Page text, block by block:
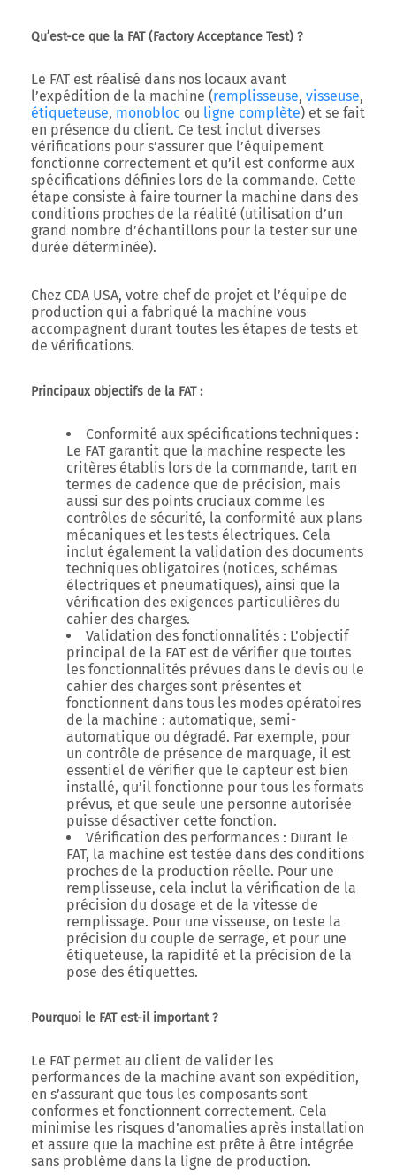
Qu’est-ce que la FAT (Factory Acceptance Test) ?
Le FAT est réalisé dans nos locaux avant
l’expédition de la machine (remplisseuse, visseuse,
étiqueteuse, monobloc ou ligne complète) et se fait
en présence du client. Ce test inclut diverses
vérifications pour s’assurer que l’équipement
fonctionne correctement et qu’il est conforme aux
spécifications définies lors de la commande. Cette
étape consiste à faire tourner la machine dans des
conditions proches de la réalité (utilisation d’un
grand nombre d’échantillons pour la tester sur une
durée déterminée).
Chez CDA USA, votre chef de projet et l’équipe de
production qui a fabriqué la machine vous
accompagnent durant toutes les étapes de tests et
de vérifications.
Principaux objectifs de la FAT :
Conformité aux spécifications techniques :
Le FAT garantit que la machine respecte les
critères établis lors de la commande, tant en
termes de cadence que de précision, mais
aussi sur des points cruciaux comme les
contrôles de sécurité, la conformité aux plans
mécaniques et les tests électriques. Cela
inclut également la validation des documents
techniques obligatoires (notices, schémas
électriques et pneumatiques), ainsi que la
vérification des exigences particulières du
cahier des charges.
Validation des fonctionnalités : L’objectif
principal de la FAT est de vérifier que toutes
les fonctionnalités prévues dans le devis ou le
cahier des charges sont présentes et
fonctionnent dans tous les modes opératoires
de la machine : automatique, semi-
automatique ou dégradé. Par exemple, pour
un contrôle de présence de marquage, il est
essentiel de vérifier que le capteur est bien
installé, qu’il fonctionne pour tous les formats
prévus, et que seule une personne autorisée
puisse désactiver cette fonction.
Vérification des performances : Durant le
FAT, la machine est testée dans des conditions
proches de la production réelle. Pour une
remplisseuse, cela inclut la vérification de la
précision du dosage et de la vitesse de
remplissage. Pour une visseuse, on teste la
précision du couple de serrage, et pour une
étiqueteuse, la rapidité et la précision de la
pose des étiquettes.
Pourquoi le FAT est-il important ?
Le FAT permet au client de valider les
performances de la machine avant son expédition,
en s’assurant que tous les composants sont
conformes et fonctionnent correctement. Cela
minimise les risques d’anomalies après installation
et assure que la machine est prête à être intégrée
sans problème dans la ligne de production.